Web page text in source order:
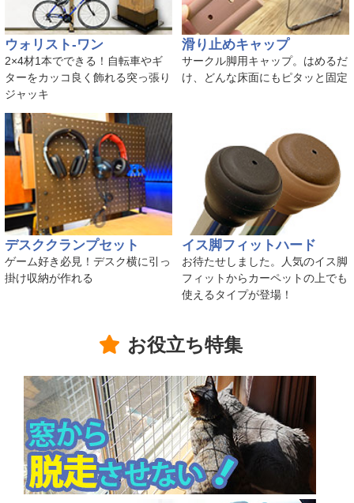
ウォリスト-ワン
2×4材1本でできる！自転車やギ
ターをカッコ良く飾れる突っ張り
ジャッキ
滑り止めキャップ
サークル脚用キャップ。はめるだ
け、どんな床面にもピタッと固定
デスククランプセット
ゲーム好き必見！デスク横に引っ
掛け収納が作れる
イス脚フィットハード
お待たせしました。人気のイス脚
フィットからカーペットの上でも
使えるタイプが登場！
お役立ち特集